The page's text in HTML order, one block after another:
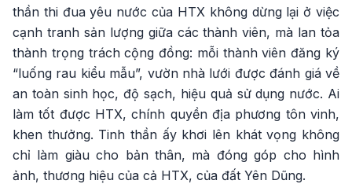
thần thi đua yêu nước của HTX không dừng lại ở việc
cạnh tranh sản lượng giữa các thành viên, mà lan tỏa
thành trọng trách cộng đồng: mỗi thành viên đăng ký
“luống rau kiểu mẫu”, vườn nhà lưới được đánh giá về
an toàn sinh học, độ sạch, hiệu quả sử dụng nước. Ai
làm tốt được HTX, chính quyền địa phương tôn vinh,
khen thưởng. Tinh thần ấy khơi lên khát vọng không
chỉ làm giàu cho bản thân, mà đóng góp cho hình
ảnh, thương hiệu của cả HTX, của đất Yên Dũng.